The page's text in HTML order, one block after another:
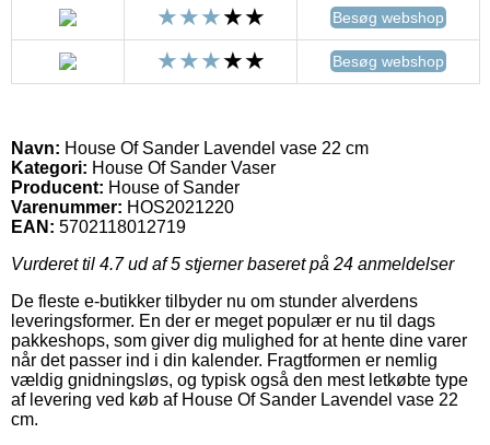
Besøg webshop
Besøg webshop
Navn: House Of Sander Lavendel vase 22 cm
Kategori: House Of Sander Vaser
Producent: House of Sander
Varenummer: HOS2021220
EAN: 5702118012719
Vurderet til 4.7ud af 5 stjerner baseret på 24 anmeldelser
De fleste e-butikker tilbyder nu om stunder alverdens
leveringsformer. En der er meget populær er nu til dags
pakkeshops, som giver dig mulighed for at hente dine varer
når det passer ind i din kalender. Fragtformen er nemlig
vældig gnidningsløs, og typisk også den mest letkøbte type
af levering ved køb af House Of Sander Lavendel vase 22
cm.